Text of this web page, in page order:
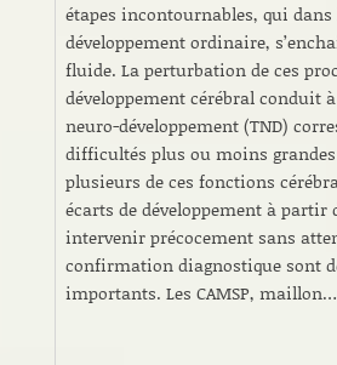
étapes incontournables, qui dans
développement ordinaire,
fluide. La perturbation de ces
développement cérébral conduit
neuro-développement (TND)
difficultés plus ou moins
plusieurs de ces fonctions
écarts de développement à partir
intervenir précocement sans
confirmation diagnostique sont
importants. Les CAMSP, maillon…